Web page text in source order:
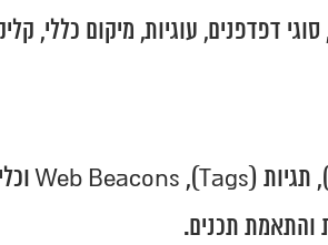
והתאמת תכנים.